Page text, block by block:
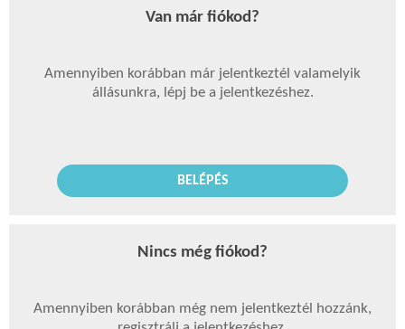
Van már fiókod?
Amennyiben korábban már jelentkeztél valamelyik
állásunkra, lépj be a jelentkezéshez.
BELÉPÉS
Nincs még fiókod?
Amennyiben korábban még nem jelentkeztél hozzánk,